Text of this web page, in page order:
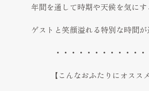
年間を通して時期や天候を気にす
ゲストと笑顔溢れる特別な時間
・・・・・・・・・・・・
【こんなおふたりにオスス